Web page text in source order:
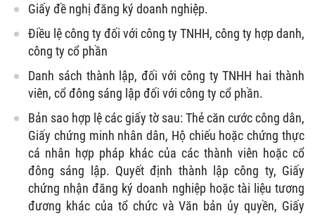
Giấy đề nghị đăng ký doanh nghiệp.
Điều lệ công ty đối với công ty TNHH, công ty hợp danh,
công ty cổ phần
Danh sách thành lập, đối với công ty TNHH hai thành
viên, cổ đông sáng lập đối với công ty cổ phần.
Bản sao hợp lệ các giấy tờ sau: Thẻ căn cước công dân,
Giấy chứng minh nhân dân, Hộ chiếu hoặc chứng thực
cá nhân hợp pháp khác của các thành viên hoặc cổ
đông sáng lập. Quyết định thành lập công ty, Giấy
chứng nhận đăng ký doanh nghiệp hoặc tài liệu tương
đương khác của tổ chức và Văn bản ủy quyền, Giấy